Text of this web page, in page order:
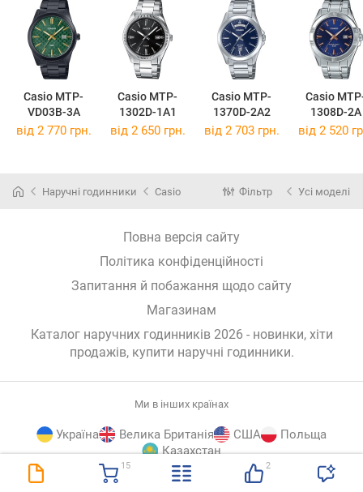
15 2
Casio MTP-
VD03B-3A
Casio MTP-
1302D-1A1
Casio MTP-
1370D-2A2
Casio
1308D-2A
від 2 770 грн. від 2 650 грн. від 2 703 грн. від 2 520
Наручні годинники Casio Фільтр Усі моделі
Повна версія сайту
Політика конфіденційності
Запитання й побажання щодо сайту
Магазинам
Каталог наручних годинників 2026 - новинки, хіти
продажів, купити наручні годинники.
Ми в інших країнах
Україна Велика Британія США
Польща
Казахстан